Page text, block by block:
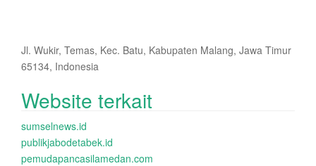
Jl. Wukir, Temas, Kec. Batu, Kabupaten Malang, Jawa Timur
65134, Indonesia
Website terkait
sumselnews.id
publikjabodetabek.id
pemudapancasilamedan.com